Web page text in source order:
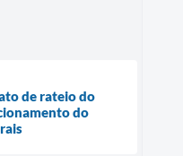
de rateio do
do